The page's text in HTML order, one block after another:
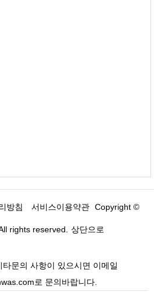
방침 서비스이용약관 Copyright ©
rights reserved. 상단으로
문의 사항이 있으시면 이메일
로 문의바랍니다.